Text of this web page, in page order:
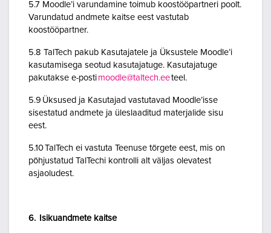
5.7 Moodle’i varundamine toimub koostööpartneri poolt.
Varundatud andmete kaitse eest vastutab
koostööpartner.
5.8 TalTech pakub Kasutajatele ja Üksustele Moodle’i
kasutamisega seotud kasutajatuge. Kasutajatuge
pakutakse e-posti moodle@taltech.eeteel.
5.9 Üksused ja Kasutajad vastutavad Moodle’isse
sisestatud andmete ja üleslaaditud materjalide sisu
eest.
5.10 TalTech ei vastuta Teenuse tõrgete eest, mis on
põhjustatud TalTechi kontrolli alt väljas olevatest
asjaoludest.
6. Isikuandmete kaitse